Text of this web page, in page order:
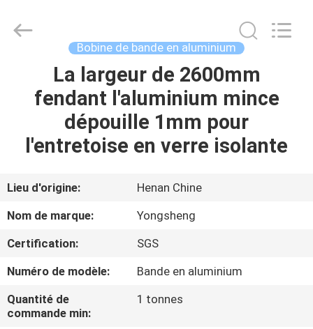
MAISON
PRODUITS
SUJET
DE
NOUS
VISITE
D'USINE
Yongsheng
Aluminum
Bobine de bande en aluminium
La largeur de 2600mm
fendant l'aluminium mince
dépouille 1mm pour
l'entretoise en verre isolante
Lieu d'origine:
Henan Chine
Nom de marque:
Yongsheng
Certification:
SGS
Numéro de modèle:
Bande en aluminium
Quantité de
commande min:
1 tonnes